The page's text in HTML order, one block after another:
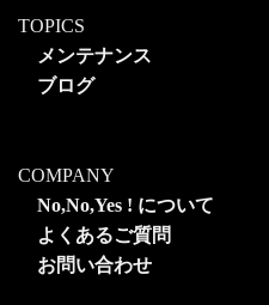
TOPICS
メンテナンス
ブログ
COMPANY
No,No,Yes ! について
よくあるご質問
お問い合わせ